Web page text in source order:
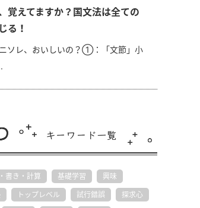
覚えてますか？国文法は全ての
る！
ニソレ、おいしいの？①：「文節」小
書き・計算 基礎学習 興味
トップレベル 試行錯誤 探求心